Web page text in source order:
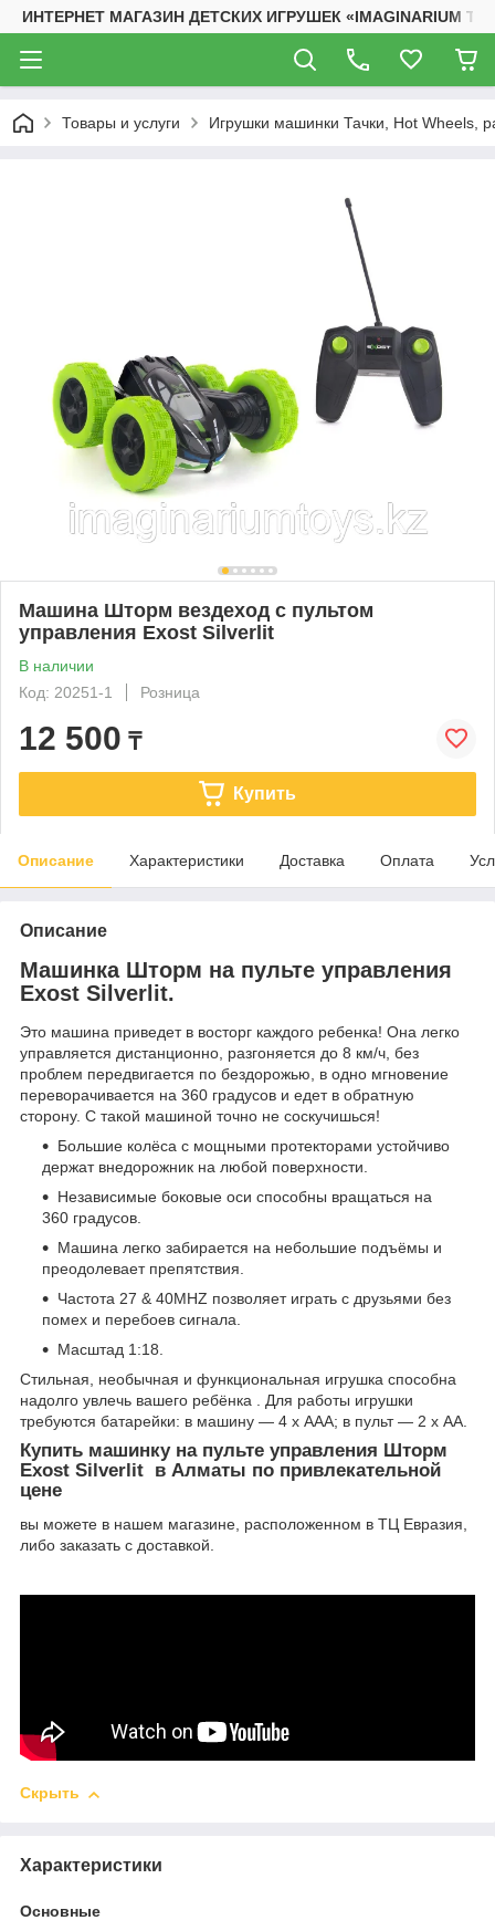
ИНТЕРНЕТ МАГАЗИН ДЕТСКИХ ИГРУШЕК «IMAGINARIUM
Товары и услуги Игрушки машинки Тачки, Hot Wheels,
Машина Шторм вездеход с пультом
управления Exost Silverlit
В наличии
Код: 20251-1
Розница
12 500 ₸
Купить
Описание Характеристики Доставка Оплата
Описание
Машинка Шторм на пульте управления
Exost Silverlit.
Это машина приведет в восторг каждого ребенка! Она легко
управляется дистанционно, разгоняется до 8 км/ч, без
проблем передвигается по бездорожью, в одно мгновение
переворачивается на 360 градусов и едет в обратную
сторону. С такой машиной точно не соскучишься!
Большие колёса с мощными протекторами устойчиво
держат внедорожник на любой поверхности.
Независимые боковые оси способны вращаться на
360 градусов.
Машина легко забирается на небольшие подъёмы и
преодолевает препятствия.
Частота 27 & 40MHZ позволяет играть с друзьями без
помех и перебоев сигнала.
Масштад 1:18.
Стильная, необычная и функциональная игрушка способна
надолго увлечь вашего ребёнка . Для работы игрушки
требуются батарейки: в машину — 4 х ААА; в пульт — 2 х АА.
Купить машинку на пульте управления Шторм
Exost Silverlit в Алматы по привлекательной
цене
вы можете в нашем магазине, расположенном в ТЦ Евразия,
либо заказать с доставкой.
Скрыть
Характеристики
Основные